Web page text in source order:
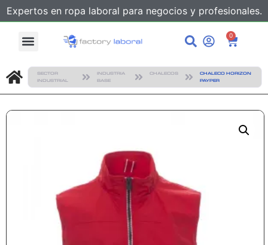
Expertos en ropa laboral para negocios y profesionales.
0
SECTOR
INDUSTRIAL
INDUSTRIA
BASE
CHALECOS
CHALECO HORIZON
PAYPER